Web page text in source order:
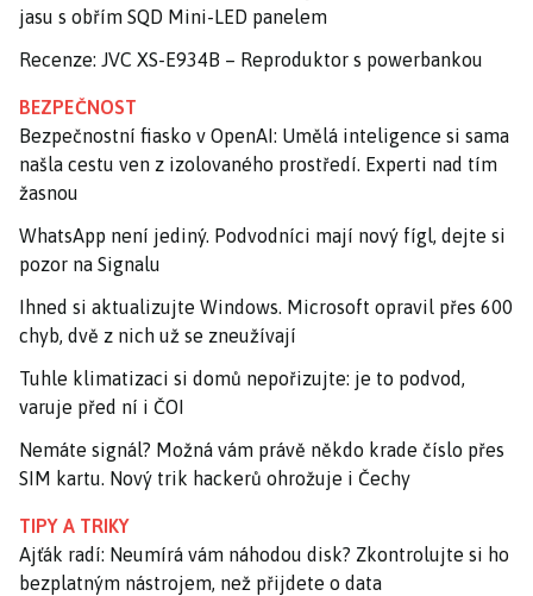
jasu s obřím SQD Mini-LED panelem
Recenze: JVC XS-E934B – Reproduktor s powerbankou
BEZPEČNOST
Bezpečnostní fiasko v OpenAI: Umělá inteligence si sama
našla cestu ven z izolovaného prostředí. Experti nad tím
žasnou
WhatsApp není jediný. Podvodníci mají nový fígl, dejte si
pozor na Signalu
Ihned si aktualizujte Windows. Microsoft opravil přes 600
chyb, dvě z nich už se zneužívají
Tuhle klimatizaci si domů nepořizujte: je to podvod,
varuje před ní i ČOI
Nemáte signál? Možná vám právě někdo krade číslo přes
SIM kartu. Nový trik hackerů ohrožuje i Čechy
TIPY A TRIKY
Ajťák radí: Neumírá vám náhodou disk? Zkontrolujte si ho
bezplatným nástrojem, než přijdete o data